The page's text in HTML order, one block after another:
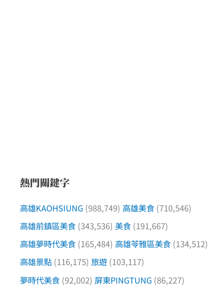
熱門關鍵字
高雄KAOHSIUNG (988,749) 高雄美食 (710,546)
高雄前鎮區美食 (343,536) 美食 (191,667)
高雄夢時代美食 (165,484) 高雄苓雅區美食 (134,512)
高雄景點 (116,175) 旅遊 (103,117)
夢時代美食 (92,002) 屏東PINGTUNG (86,227)